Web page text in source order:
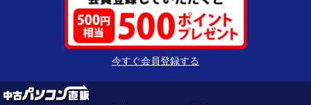
今すぐ会員登録する